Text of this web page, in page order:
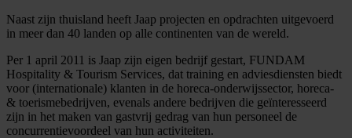
Naast zijn thuisland heeft Jaap projecten en opdrachten uitgevoerd
in meer dan 40 landen op alle continenten van de wereld.
Per 1 april 2011 is Jaap zijn eigen bedrijf gestart, FUNDAM
Hospitality & Tourism Services, dat training en adviesdiensten biedt
voor (internationale) klanten in de horeca-onderwijssector, horeca-
& toerismebedrijven, evenals andere bedrijven die geïnteresseerd
zijn in het maken van gastvrij gedrag van hun personeel de
concurrentievoordeel van hun activiteiten.